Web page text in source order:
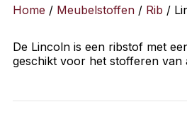
Home / Meubelstoffen / Rib /
De Lincoln is een ribstof met
geschikt voor het stofferen van